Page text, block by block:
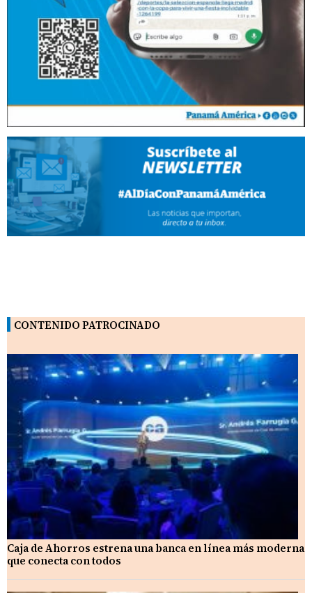
CONTENIDO PATROCINADO
Caja de Ahorros estrena una banca en línea más moderna
que conecta con todos